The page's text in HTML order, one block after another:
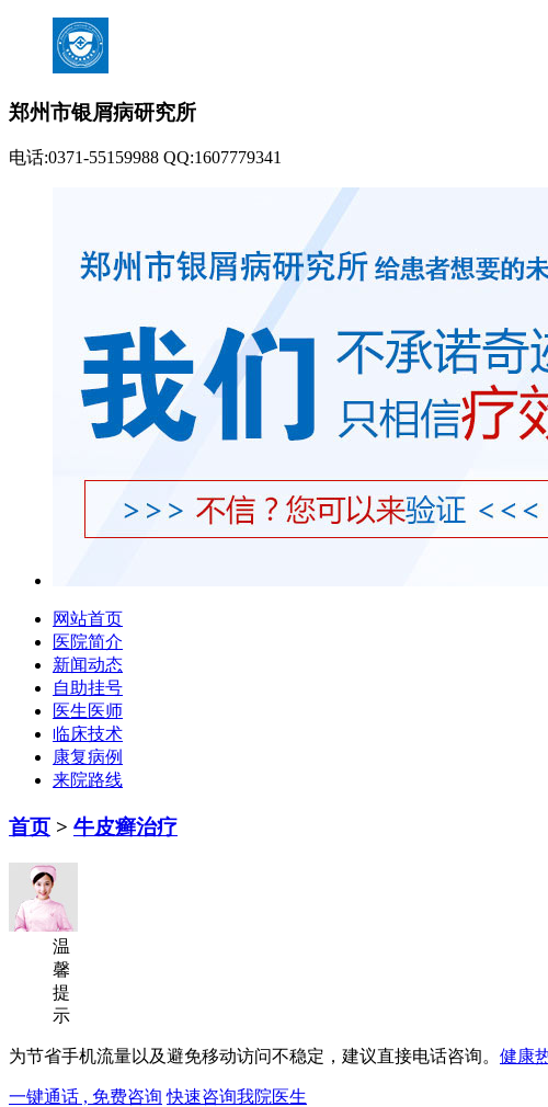
郑州市银屑病研究所
电话:0371-55159988 QQ:1607779341
网站首页
医院简介
新闻动态
自助挂号
医生医师
临床技术
康复病例
来院路线
首页 > 牛皮癣治疗
温
馨
提
示
为节省手机流量以及避免移动访问不稳定，建议直接电话咨询。 健康
一键通话 , 免费咨询 快速咨询我院医生